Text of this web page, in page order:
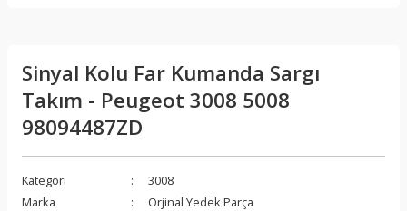
Sinyal Kolu Far Kumanda Sargı
Takım - Peugeot 3008 5008
98094487ZD
Kategori
3008
Marka
Orjinal Yedek Parça